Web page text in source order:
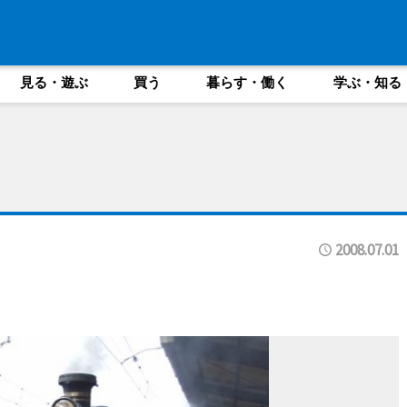
見る・遊ぶ 買う 暮らす・働く 学ぶ・知る
2008.07.01